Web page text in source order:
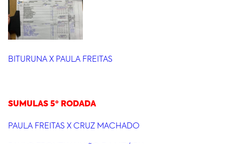
BITURUNA X PAULA FREITAS
SUMULAS 5º RODADA
PAULA FREITAS X CRUZ MACHADO